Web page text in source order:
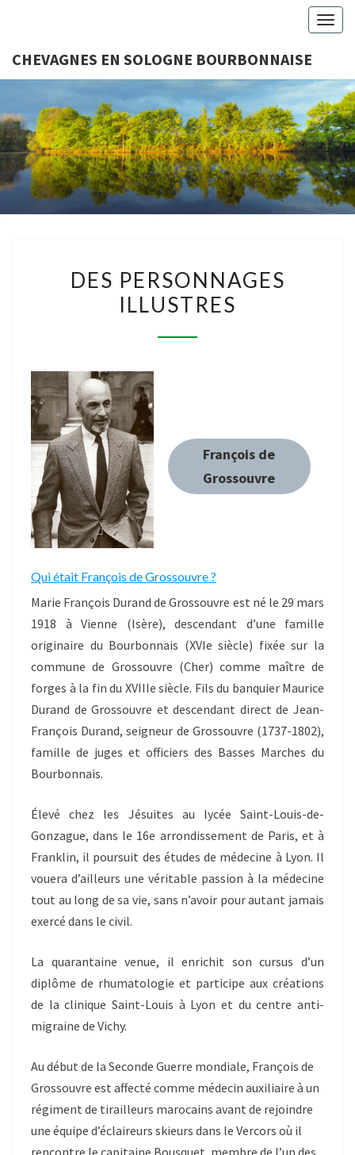
CHEVAGNES EN SOLOGNE BOURBONNAISE
Association
Loi 1901
PERSONNAGES
ILLUSTRES
DES PERSONNAGES
ILLUSTRES
François de
Grossouvre
Qui était François de Grossouvre ?
Marie François Durand de Grossouvre est né le 29 mars
1918 à Vienne (Isère), descendant d’une famille
originaire du Bourbonnais (XVIe siècle) fixée sur la
commune de Grossouvre (Cher) comme maître de
forges à la fin du XVIIIe siècle. Fils du banquier Maurice
Durand de Grossouvre et descendant direct de Jean-
François Durand, seigneur de Grossouvre (1737-1802),
famille de juges et officiers des Basses Marches du
Bourbonnais.
Élevé chez les Jésuites au lycée Saint-Louis-de-
Gonzague, dans le 16e arrondissement de Paris, et à
Franklin, il poursuit des études de médecine à Lyon. Il
vouera d’ailleurs une véritable passion à la médecine
tout au long de sa vie, sans n’avoir pour autant jamais
exercé dans le civil.
La quarantaine venue, il enrichit son cursus d’un
diplôme de rhumatologie et participe aux créations
de la clinique Saint-Louis à Lyon et du centre anti-
migraine de Vichy.
Au début de la Seconde Guerre mondiale, François de
Grossouvre est affecté comme médecin auxiliaire à un
régiment de tirailleurs marocains avant de rejoindre
une équipe d’éclaireurs skieurs dans le Vercors où il